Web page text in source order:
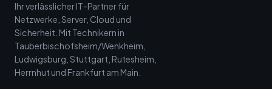
Ihr verlässlicher IT-Partner für
Netzwerke, Server, Cloud und
Sicherheit. Mit Technikern in
Tauberbischofsheim/Wenkheim,
Ludwigsburg, Stuttgart, Rutesheim,
Herrnhut und Frankfurt am Main.